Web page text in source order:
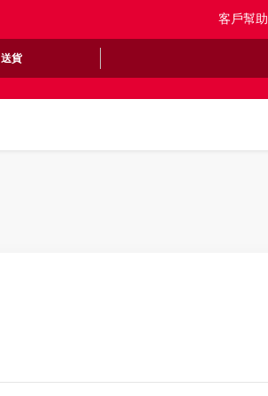
客戶幫助
送貨